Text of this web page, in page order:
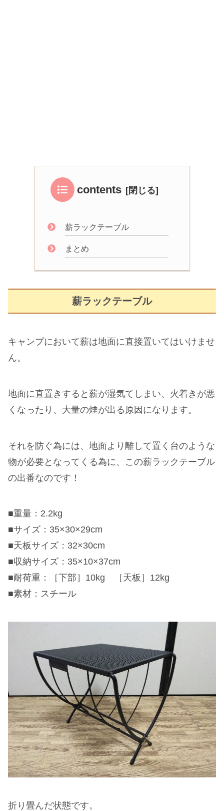
contents
薪ラックテーブル
まとめ
薪ラックテーブル
キャンプにおいて薪は地面に直接置いてはいけませ
ん。
地面に直置きすると薪が湿気てしまい、火着きが悪
くなったり、大量の煙が出る原因になります。
それを防ぐ為には、地面より離して置く台のような
物が必要となってくる為に、この薪ラックテーブル
の出番なのです！
■重量：2.2kg
■サイズ：35×30×29cm
■天板サイズ：32×30cm
■収納サイズ：35×10×37cm
■耐荷重：［下部］10kg ［天板］12kg
■素材：スチール
折り畳んだ状態です。